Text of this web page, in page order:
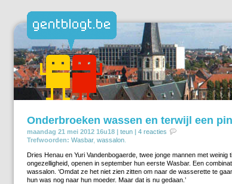
Onderbroeken wassen en terwijl een
maandag 21 mei 2012 16u18 | teun | 4 reacties
Trefwoorden: Wasbar, wassalon
Dries Henau en Yuri Vandenbogaerde, twee jonge mannen met weinig
ongezelligheid, openen in september hun eerste Wasbar. Een
wassalon. ‘Omdat ze het niet zien zitten om naar de wasserette te
hun was nog naar hun moeder. Maar dat is nu gedaan.’